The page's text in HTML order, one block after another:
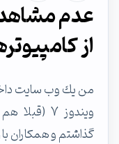
عدم
از
گذاشتم و همكاران